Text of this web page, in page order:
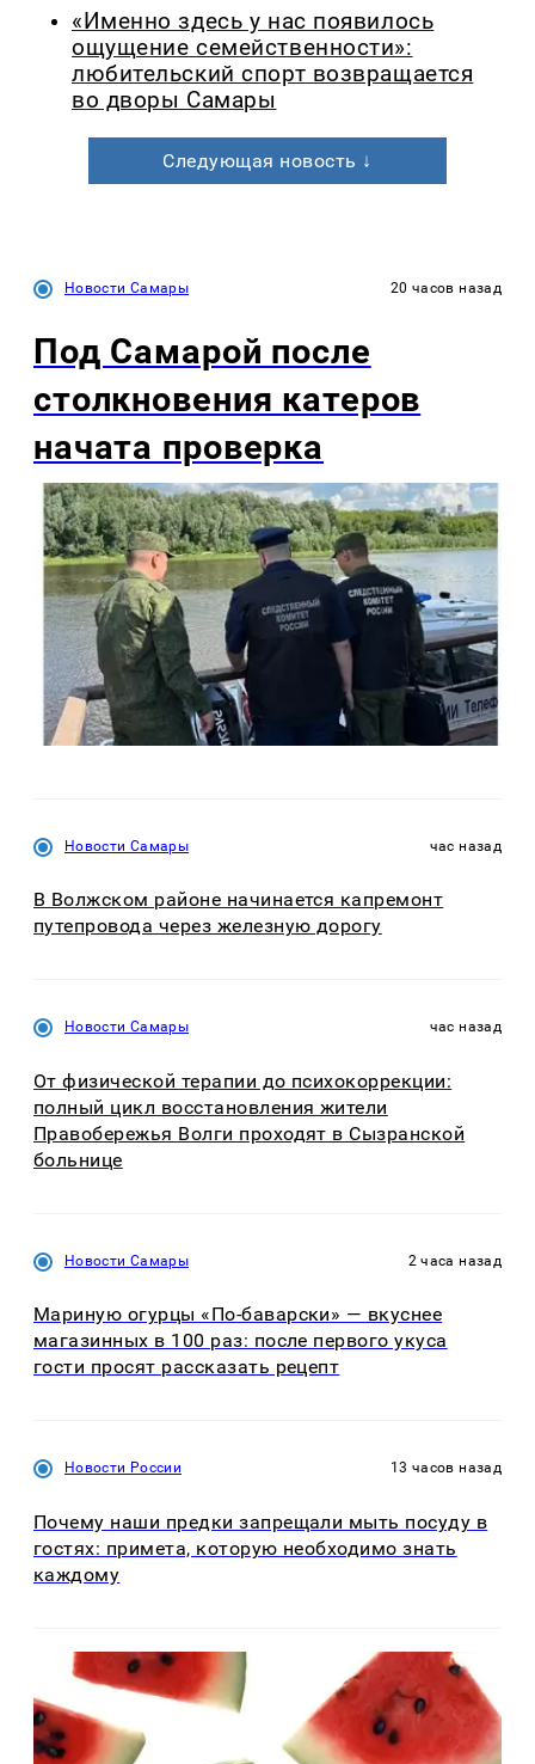
«Именно здесь у нас появилось
ощущение семейственности»:
любительский спорт возвращается
во дворы Самары
Следующая новость ↓
Новости Самары 20 часов назад
Под Самарой после
столкновения катеров
начата проверка
Новости Самары час назад
В Волжском районе начинается капремонт
путепровода через железную дорогу
Новости Самары час назад
От физической терапии до психокоррекции:
полный цикл восстановления жители
Правобережья Волги проходят в Сызранской
больнице
Новости Самары 2 часа назад
Мариную огурцы «По-баварски» — вкуснее
магазинных в 100 раз: после первого укуса
гости просят рассказать рецепт
Новости России 13 часов назад
Почему наши предки запрещали мыть посуду в
гостях: примета, которую необходимо знать
каждому